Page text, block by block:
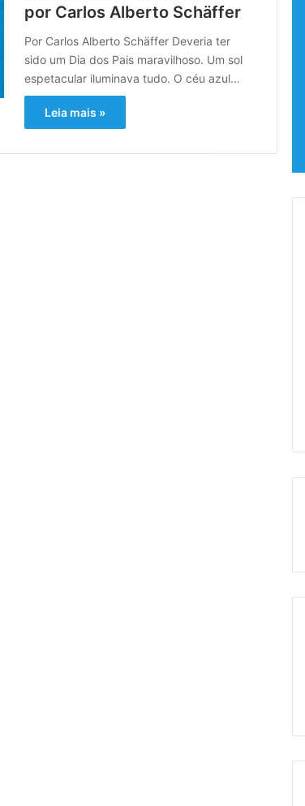
por Carlos Alberto Schäffer
Por Carlos Alberto Schäffer Deveria ter
sido um Dia dos Pais maravilhoso. Um sol
espetacular iluminava tudo. O céu azul…
Leia mais »